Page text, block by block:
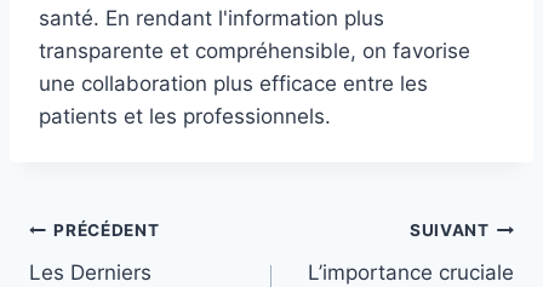
santé. En rendant l'information plus
transparente et compréhensible, on favorise
une collaboration plus efficace entre les
patients et les professionnels.
Navigation
PRÉCÉDENT
Les Derniers
SUIVANT
L’importance cruciale